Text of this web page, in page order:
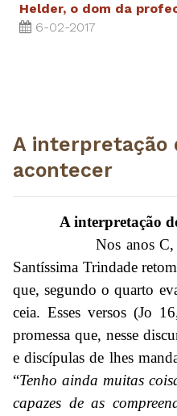
Helder, o dom da
6-02-2017
A interpretação
acontecer
A interpretação
Nos anos C, o
Santíssima Trindade
que, segundo o quarto
ceia. Esses versos (Jo
promessa que, nesse
e discípulas de lhes
“Tenho ainda muitas
capazes de as